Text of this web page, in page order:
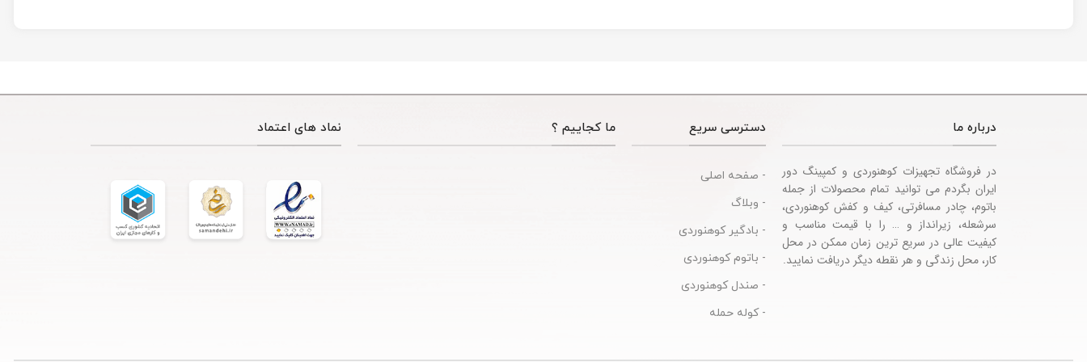
درباره ما
در فروشگاه تجهیزات کوهنوردی و کمپینگ دور
ایران بگردم می توانید تمام محصولات از جمله
باتوم، چادر مسافرتی، کیف و کفش کوهنوردی،
سرشعله، زیرانداز و … را با قیمت مناسب و
کیفیت عالی در سریع ترین زمان ممکن در محل
کار، محل زندگی و هر نقطه دیگر دریافت نمایید.
دسترسی سریع
- صفحه اصلی
- وبلاگ
- بادگیر کوهنوردی
- باتوم کوهنوردی
- صندل کوهنوردی
- کوله حمله
ما کجاییم ؟ نماد های اعتماد